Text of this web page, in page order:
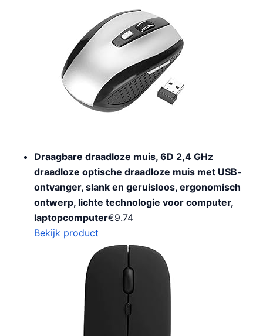
Draagbare draadloze muis, 6D 2,4 GHz
draadloze optische draadloze muis met USB-
ontvanger, slank en geruisloos, ergonomisch
ontwerp, lichte technologie voor computer,
laptopcomputer€9.74
Bekijk product